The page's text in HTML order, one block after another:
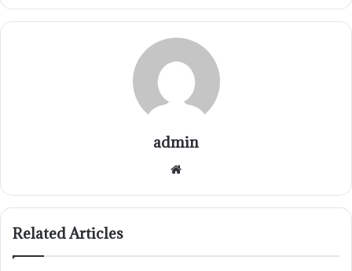
admin
Website
Related Articles